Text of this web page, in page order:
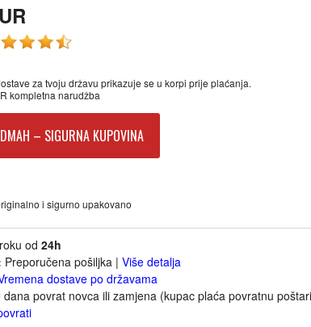
za tvoju državu prikazuje se u korpi prije plaćanja.
kompletna narudžba
– SIGURNA KUPOVINA
i sigurno upakovano
od 24h
Preporučena pošiljka | Više detalja
dostave po državama
dana povrat novca ili zamjena (kupac plaća povratnu